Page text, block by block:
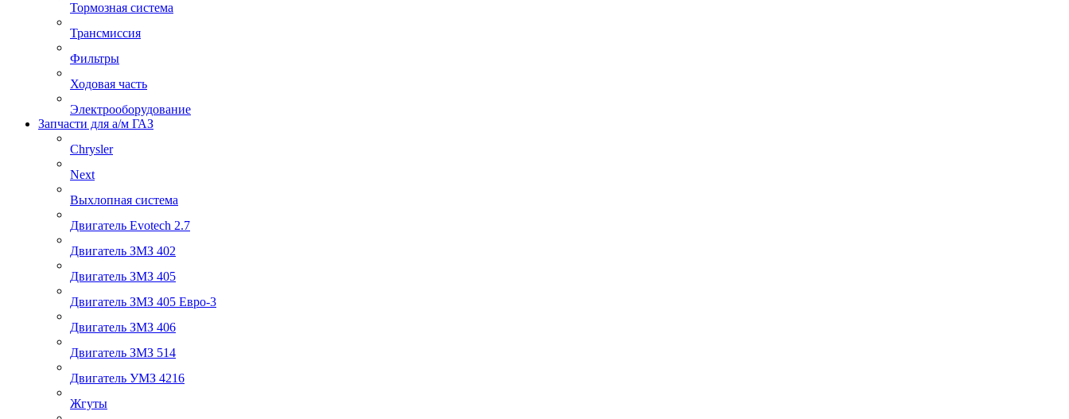
Тормозная система
Трансмиссия
Фильтры
Ходовая часть
Электрооборудование
Запчасти для а/м ГАЗ
Chrysler
Next
Выхлопная система
Двигатель Evotech 2.7
Двигатель ЗМЗ 402
Двигатель ЗМЗ 405
Двигатель ЗМЗ 405 Евро-3
Двигатель ЗМЗ 406
Двигатель ЗМЗ 514
Двигатель УМЗ 4216
Жгуты